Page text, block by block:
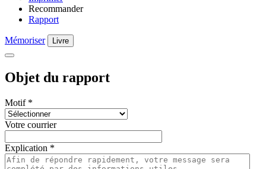
Recommander
Rapport
Mémoriser Livre
Objet du rapport
Motif*
Votre courrier
Explication *